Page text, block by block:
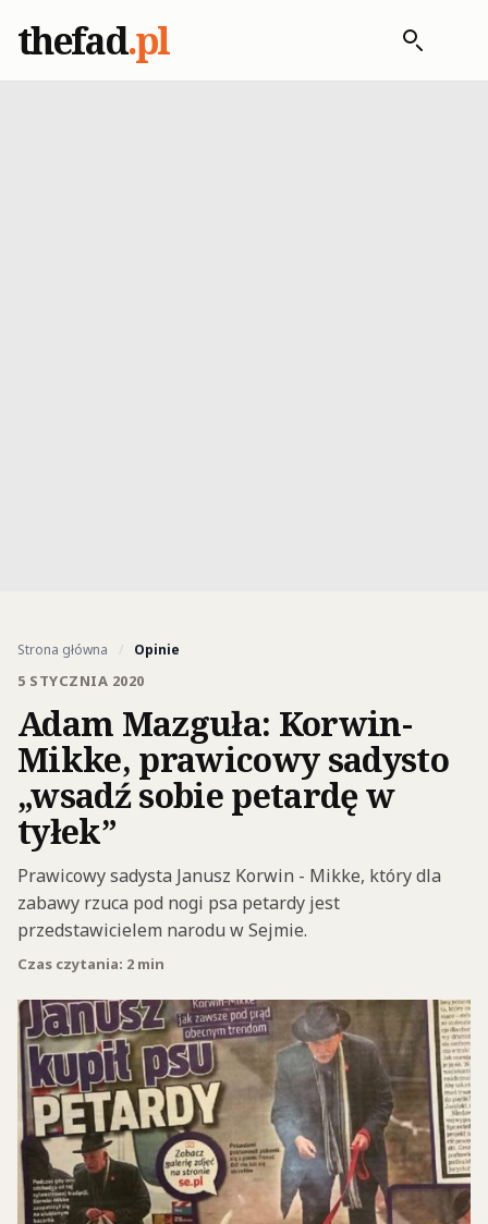
thefad.pl
Strona główna / Opinie
5 STYCZNIA 2020
Adam Mazguła: Korwin-
Mikke, prawicowy sadysto
„wsadź sobie petardę w
tyłek”
Prawicowy sadysta Janusz Korwin - Mikke, który dla
zabawy rzuca pod nogi psa petardy jest
przedstawicielem narodu w Sejmie.
Czas czytania: 2 min